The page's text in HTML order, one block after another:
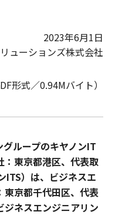
2023年6月1日
ューションズ株式会社
形式／0.94Mバイト）
ループのキヤノンIT
：東京都港区、代表取
ITS）は、ビジネスエ
東京都千代田区、代表
ネスエンジニアリン